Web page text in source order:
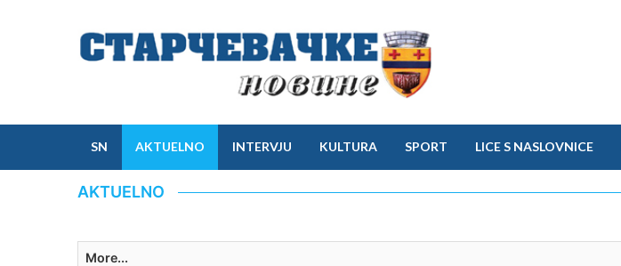
SN AKTUELNO INTERVJU KULTURA SPORT LICE S NASLOVNICE
AKTUELNO
More...